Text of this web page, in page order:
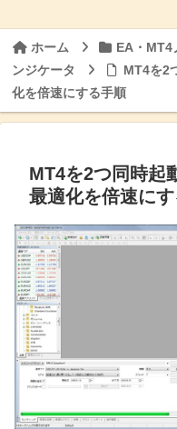
ホーム EA・MT4
ンジケータ
MT4を2
化を倍速にする手順
MT4を2つ同時起
最適化を倍速に